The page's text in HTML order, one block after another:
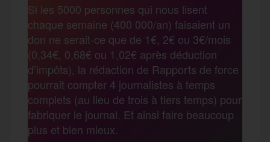
Si les 5000 personnes qui nous lisent
chaque semaine (400 000/an) faisaient un
don ne serait-ce que de 1€, 2€ ou 3€/mois
(0,34€, 0,68€ ou 1,02€ après déduction
d’impôts), la rédaction de Rapports de force
pourrait compter 4 journalistes à temps
complets (au lieu de trois à tiers temps) pour
fabriquer le journal. Et ainsi faire beaucoup
plus et bien mieux.